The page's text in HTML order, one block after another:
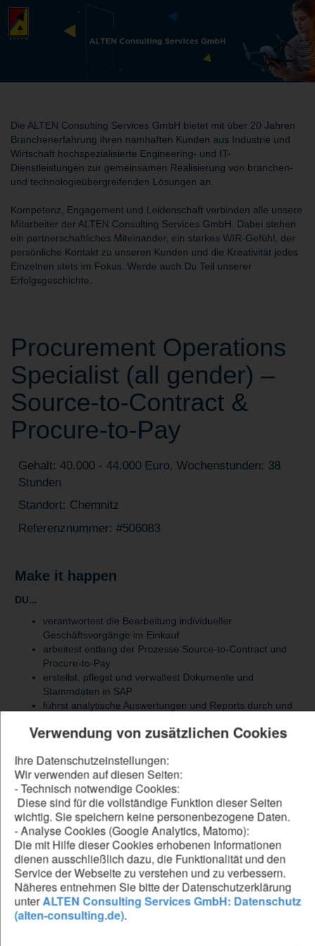
Verwendung von zusätzlichen Cookies
Ihre Datenschutzeinstellungen:
Wir verwenden auf diesen Seiten:
- Technisch notwendige Cookies:
Diese sind für die vollständige Funktion dieser Seiten
wichtig. Sie speichern keine personenbezogene Daten.
- Analyse Cookies (Google Analytics, Matomo):
Die mit Hilfe dieser Cookies erhobenen Informationen
dienen ausschließlich dazu, die Funktionalität und den
Service der Webseite zu verstehen und zu verbessern.
Näheres entnehmen Sie bitte der Datenschutzerklärung
unterALTEN Consulting Services GmbH: Datenschutz
(alten-consulting.de).
Die ALTEN Consulting Services GmbH bietet mit über 20 Jahren
Branchenerfahrung ihren namhaften Kunden aus Industrie und
Wirtschaft hochspezialisierte Engineering- und IT-
Dienstleistungen zur gemeinsamen Realisierung von branchen-
und technologieübergreifenden Lösungen an.
Kompetenz, Engagement und Leidenschaft verbinden alle unsere
Mitarbeiter der ALTEN Consulting Services GmbH. Dabei stehen
ein partnerschaftliches Miteinander, ein starkes WIR-Gefühl, der
persönliche Kontakt zu unseren Kunden und die Kreativität jedes
Einzelnen stets im Fokus. Werde auch Du Teil unserer
Erfolgsgeschichte.
Procurement Operations
Specialist (all gender) –
Source-to-Contract &
Procure-to-Pay
Gehalt: 40.000 - 44.000 Euro, Wochenstunden: 38
Stunden
Standort: Chemnitz
Referenznummer: #506083
Make it happen
DU...
verantwortest die Bearbeitung individueller
Geschäftsvorgänge im Einkauf
arbeitest entlang der Prozesse Source-to-Contract und
Procure-to-Pay
erstellst, pflegst und verwaltest Dokumente und
Stammdaten in SAP
führst analytische Auswertungen und Reports durch und
bist zentrale Ansprechperson für interne und externe
planst und koordinierst Maßnahmen zur Optimierung von
Einkaufsprozessen
bringst dich aktiv in die Weiterentwicklung und
Verbesserung bestehender Prozesse ein
arbeitest dich eigenständig in fachliche
Themenstellungen ein und setzt diese praxisnah um
Be our forward thinker
DU...